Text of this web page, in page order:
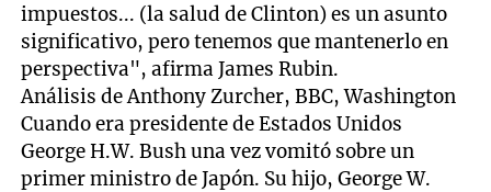
impuestos... (la salud de Clinton) es un asunto
significativo, pero tenemos que mantenerlo en
perspectiva", afirma James Rubin.
Análisis de Anthony Zurcher, BBC, Washington
Cuando era presidente de Estados Unidos
George H.W. Bush una vez vomitó sobre un
primer ministro de Japón. Su hijo, George W.